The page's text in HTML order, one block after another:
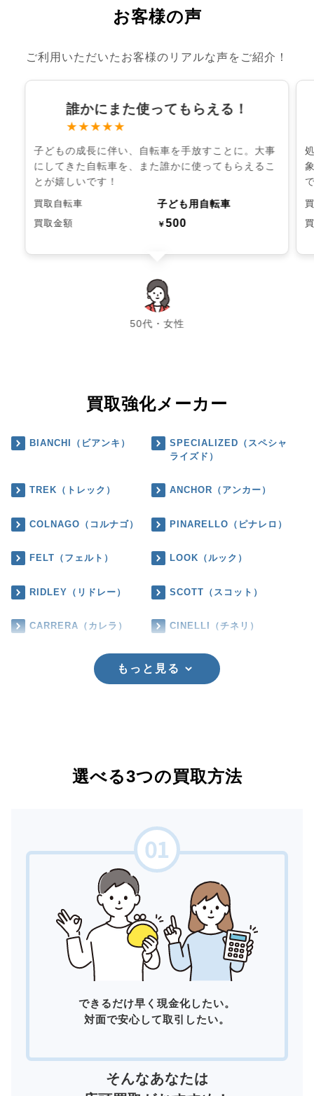
お客様の声
ご利用いただいたお客様のリアルな声をご紹介！
誰かにまた使ってもらえる！
★★★★★
子どもの成長に伴い、自転車を手放すことに。大事
にしてきた自転車を、また誰かに使ってもらえるこ
とが嬉しいです！
買取自転車 子ども用自転車
買取金額 ￥500
50代・女性
chevron_left chevron_right
買取強化メーカー
BIANCHI（ビアンキ）
SPECIALIZED（スペシャ
ライズド）
TREK（トレック） ANCHOR（アンカー）
COLNAGO（コルナゴ） PINARELLO（ピナレロ）
FELT（フェルト） LOOK（ルック）
RIDLEY（リドレー） SCOTT（スコット）
CARRERA（カレラ） CINELLI（チネリ）
もっと見る
選べる3つの買取方法
できるだけ早く現金化したい。
対面で安心して取引したい。
そんなあなたは